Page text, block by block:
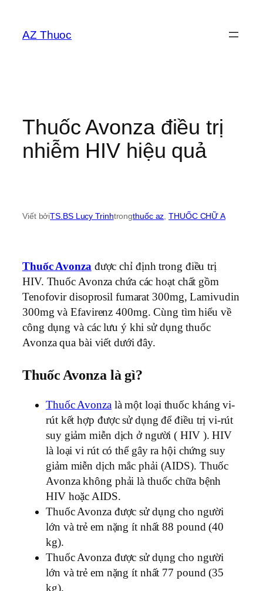
phầnAZ Thuoc
Thuốc Avonza điều trị
nhiễm HIV hiệu quả
Viết bởiTS.BS Lucy Trinhtrongthuốc az , THUỐC CHỮ A
Thuốc Avonzađược chỉ định trong điều trị
HIV. Thuốc Avonza chứa các hoạt chất gồm
Tenofovir disoprosil fumarat 300mg, Lamivudin
300mg và Efavirenz 400mg. Cùng tìm hiểu về
công dụng và các lưu ý khi sử dụng thuốc
Avonza qua bài viết dưới đây.
Thuốc Avonza là gì?
Thuốc Avonzalà một loại thuốc kháng vi-
rút kết hợp được sử dụng để điều trị vi-rút
suy giảm miễn dịch ở người ( HIV ). HIV
là loại vi rút có thể gây ra hội chứng suy
giảm miễn dịch mắc phải (AIDS). Thuốc
Avonza không phải là thuốc chữa bệnh
HIV hoặc AIDS.
Thuốc Avonza được sử dụng cho người
lớn và trẻ em nặng ít nhất 88 pound (40
kg).
Thuốc Avonza được sử dụng cho người
lớn và trẻ em nặng ít nhất 77 pound (35
kg).